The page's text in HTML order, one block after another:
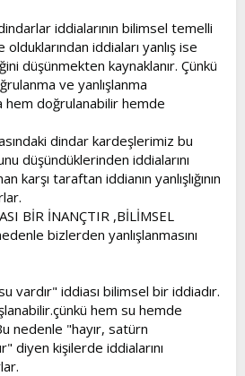
iddialarının bilimsel temelli
iddiaları yanlış ise
düşünmekten kaynaklanır. Çünkü
ve yanlışlanma
hem doğrulanabilir hemde
dindar kardeşlerimiz bu
düşündüklerinden iddialarını
karşı taraftan iddianın yanlışlığının
BİR İNANÇTIR ,BİLİMSEL
bizlerden yanlışlanmasını
vardır" iddiası bilimsel bir iddiadır.
hem su hemde
nedenle "hayır, satürn
diyen kişilerde iddialarını